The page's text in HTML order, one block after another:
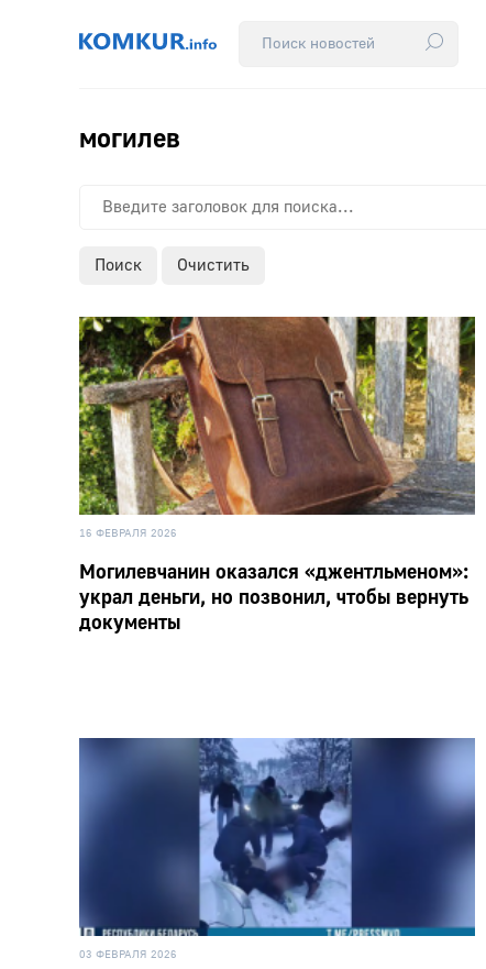
могилев
Поиск Очистить
16 ФЕВРАЛЯ 2026
Могилевчанин оказался «джентльменом»:
украл деньги, но позвонил, чтобы вернуть
документы
03 ФЕВРАЛЯ 2026